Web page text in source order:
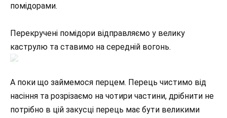
помідорами.
Перекручені помідори відправляємо у велику
каструлю та ставимо на середній вогонь.
А поки що займемося перцем. Перець чистимо від
насіння та розрізаємо на чотири частини, дрібнити не
потрібно в цій закусці перець має бути великими